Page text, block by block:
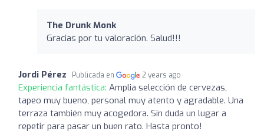
The Drunk Monk
Gracias por tu valoración. Salud!!!
Jordi Pérez Publicada en 2 years ago
Experiencia fantástica: Amplia selección de cervezas,
tapeo muy bueno, personal muy atento y agradable. Una
terraza también muy acogedora. Sin duda un lugar a
repetir para pasar un buen rato. Hasta pronto!